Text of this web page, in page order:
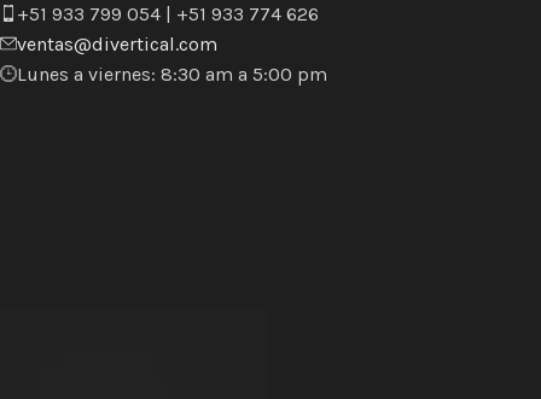
+51 933 799 054 | +51 933 774 626
ventas@divertical.com
Lunes a viernes: 8:30 am a 5:00 pm